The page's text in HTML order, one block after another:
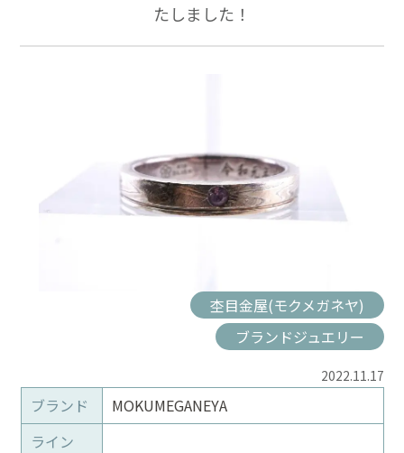
たしました！
杢目金屋(モクメガネヤ)
ブランドジュエリー
2022.11.17
ブランド
MOKUMEGANEYA
ライン